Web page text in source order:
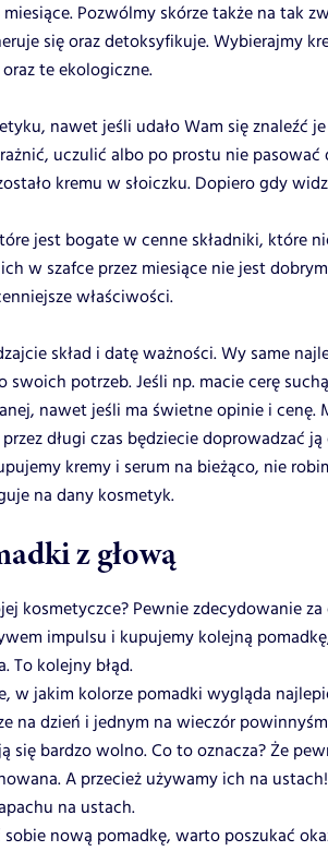
Pozwólmy skórze także na tak
się oraz detoksyfikuje. Wybierajmy
te ekologiczne.
nawet jeśli udało Wam się znaleźć
uczulić albo po prostu nie pasować
kremu w słoiczku. Dopiero gdy
jest bogate w cenne składniki, które
w szafce przez miesiące nie jest
właściwości.
skład i datę ważności. Wy same
swoich potrzeb. Jeśli np. macie cerę
nawet jeśli ma świetne opinie i cenę.
długi czas będziecie doprowadzać
kremy i serum na bieżąco, nie
na dany kosmetyk.
z głową
kosmetyczce? Pewnie zdecydowanie za
impulsu i kupujemy kolejną
To kolejny błąd.
w jakim kolorze pomadki wygląda
na dzień i jednym na wieczór
się bardzo wolno. Co to oznacza? Że
A przecież używamy ich na
na ustach.
nową pomadkę, warto poszukać